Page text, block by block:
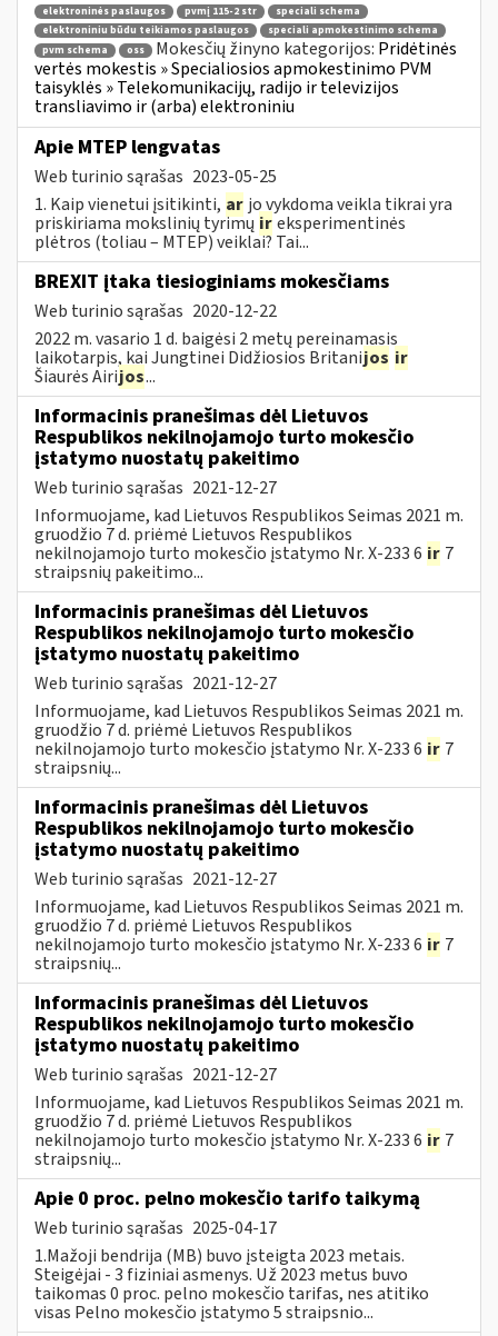
elektroninės paslaugos pvmį 115-2 str
speciali schema
elektroniniu būdu teikiamos paslaugos
speciali apmokestinimo schema
pvm schema
oss Mokesčių žinyno kategorijos: Pridėtinės
vertės mokestis » Specialiosios apmokestinimo PVM
taisyklės » Telekomunikacijų, radijo ir televizijos
transliavimo ir (arba) elektroniniu
Apie MTEP lengvatas
Web turinio sąrašas 2023-05-25
1. Kaip vienetui įsitikinti, ar jo vykdoma veikla tikrai yra
priskiriama mokslinių tyrimų ireksperimentinės
plėtros (toliau – MTEP) veiklai? Tai...
BREXIT įtaka tiesioginiams mokesčiams
Web turinio sąrašas 2020-12-22
2022 m. vasario 1 d. baigėsi 2 metų pereinamasis
laikotarpis, kai Jungtinei Didžiosios Britanijos ir
Šiaurės Airijos...
Informacinis pranešimas dėl Lietuvos
Respublikos nekilnojamojo turto mokesčio
įstatymo nuostatų pakeitimo
Web turinio sąrašas 2021-12-27
Informuojame, kad Lietuvos Respublikos Seimas 2021 m.
gruodžio 7 d. priėmė Lietuvos Respublikos
nekilnojamojo turto mokesčio įstatymo Nr. X-233 6 ir 7
straipsnių pakeitimo...
Informacinis pranešimas dėl Lietuvos
Respublikos nekilnojamojo turto mokesčio
įstatymo nuostatų pakeitimo
Web turinio sąrašas 2021-12-27
Informuojame, kad Lietuvos Respublikos Seimas 2021 m.
gruodžio 7 d. priėmė Lietuvos Respublikos
nekilnojamojo turto mokesčio įstatymo Nr. X-233 6 ir 7
straipsnių...
Informacinis pranešimas dėl Lietuvos
Respublikos nekilnojamojo turto mokesčio
įstatymo nuostatų pakeitimo
Web turinio sąrašas 2021-12-27
Informuojame, kad Lietuvos Respublikos Seimas 2021 m.
gruodžio 7 d. priėmė Lietuvos Respublikos
nekilnojamojo turto mokesčio įstatymo Nr. X-233 6 ir 7
straipsnių...
Informacinis pranešimas dėl Lietuvos
Respublikos nekilnojamojo turto mokesčio
įstatymo nuostatų pakeitimo
Web turinio sąrašas 2021-12-27
Informuojame, kad Lietuvos Respublikos Seimas 2021 m.
gruodžio 7 d. priėmė Lietuvos Respublikos
nekilnojamojo turto mokesčio įstatymo Nr. X-233 6 ir 7
straipsnių...
Apie 0 proc. pelno mokesčio tarifo taikymą
Web turinio sąrašas 2025-04-17
1.Mažoji bendrija (MB) buvo įsteigta 2023 metais.
Steigėjai - 3 fiziniai asmenys. Už 2023 metus buvo
taikomas 0 proc. pelno mokesčio tarifas, nes atitiko
visas Pelno mokesčio įstatymo 5 straipsnio...